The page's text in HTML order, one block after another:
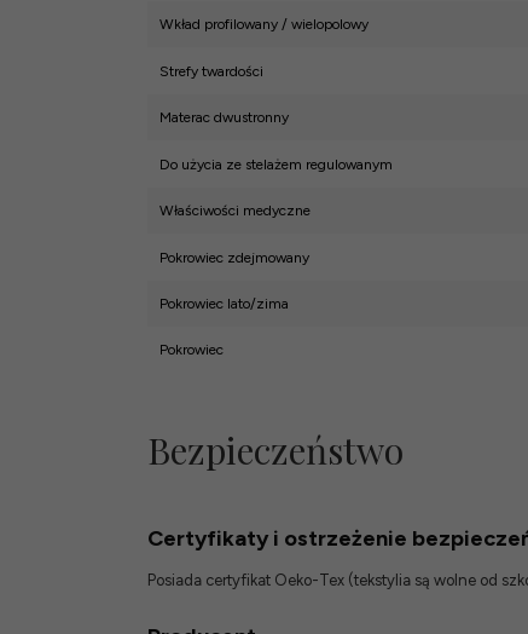
Wkład profilowany / wielopolowy
Strefy twardości
Materac dwustronny
Do użycia ze stelażem regulowanym
Właściwości medyczne
Pokrowiec zdejmowany
Pokrowiec lato/zima
Pokrowiec
Bezpieczeństwo
Certyfikaty i ostrzeżenie
Posiada certyfikat Oeko-Tex (tekstylia są wolne od